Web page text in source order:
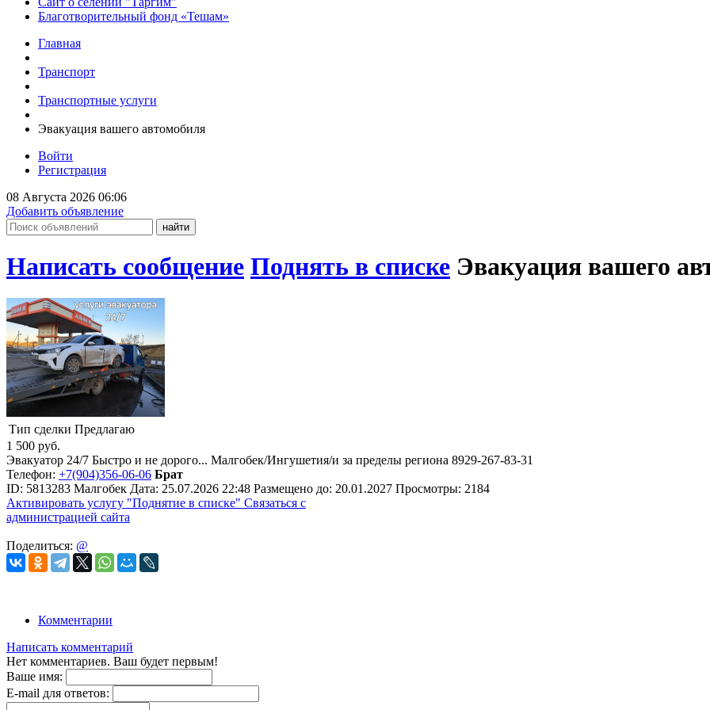
Благотворительный фонд «Тешам»
Главная
Транспорт
Транспортные услуги
Эвакуация вашего автомобиля
Войти
Регистрация
08 Августа 2026 06:06
Добавить объявление
Написать сообщение Поднять в списке Эвакуация вашего
Тип сделки Предлагаю
1 500 руб.
Эвакуатор 24/7 Быстро и не дорого... Малгобек/Ингушетия/и за пределы региона 8929-267-83-31
Телефон: +7(904)356-06-06 Брат
ID: 5813283 Малгобек Дата: 25.07.2026 22:48 Размещено до: 20.01.2027 Просмотры: 2184
Активировать услугу "Поднятие в списке" Связаться с
администрацией сайта
Поделиться: @
Комментарии
Написать комментарий
Нет комментариев. Ваш будет первым!
Ваше имя:
E-mail для ответов: